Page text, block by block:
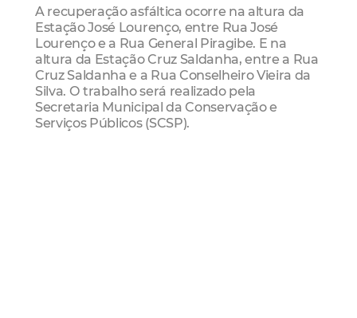
A recuperação asfáltica ocorre na altura da
Estação José Lourenço, entre Rua José
Lourenço e a Rua General Piragibe. E na
altura da Estação Cruz Saldanha, entre a Rua
Cruz Saldanha e a Rua Conselheiro Vieira da
Silva. O trabalho será realizado pela
Secretaria Municipal da Conservação e
Serviços Públicos (SCSP).